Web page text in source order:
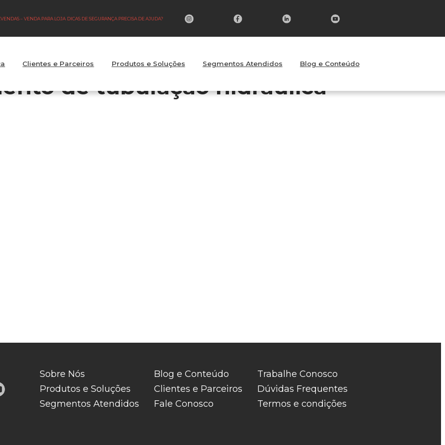
– VENDA PARA LOJA DICAS DE SEGURANÇA PRECISA DE AJUDA?
Clientes e Parceiros Produtos e Soluções Segmentos Atendidos Blog e Conteúdo
de tubulação hidráulica
Sobre Nós
Produtos e Soluções
Segmentos Atendidos
Blog e Conteúdo
Clientes e Parceiros
Fale Conosco
Trabalhe Conosco
Dúvidas Frequentes
Termos e condições